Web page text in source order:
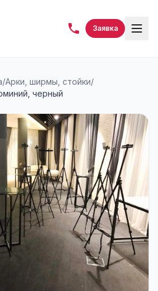
Заявка
/Арки, ширмы, стойки/
черный